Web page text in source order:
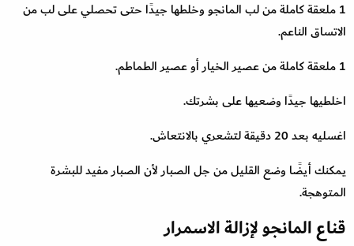
1 ملعقة كاملة من لب المانجو وخلطها جيدًا حتى تحصلي على لب من
الاتساق الناعم.
1 ملعقة كاملة من عصير الخيار أو عصير الطماطم.
اخلطيها جيدًا وضعيها على بشرتك.
اغسليه بعد 20 دقيقة لتشعري بالانتعاش.
يمكنك أيضًا وضع القليل من جل الصبار لأن الصبار مفيد للبشرة
المتوهجة.
قناع المانجو لإزالة الاسمرار